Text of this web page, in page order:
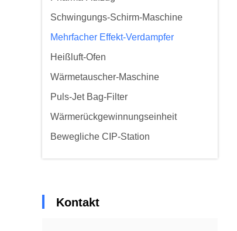
Schwingungs-Schirm-Maschine
Mehrfacher Effekt-Verdampfer
Heißluft-Ofen
Wärmetauscher-Maschine
Puls-Jet Bag-Filter
Wärmerückgewinnungseinheit
Bewegliche CIP-Station
Kontakt